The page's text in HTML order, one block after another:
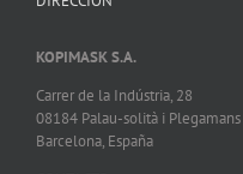
KOPIMASK S.A.
Carrer de la Indústria, 28
08184 Palau-solità i Plegamans
Barcelona, España